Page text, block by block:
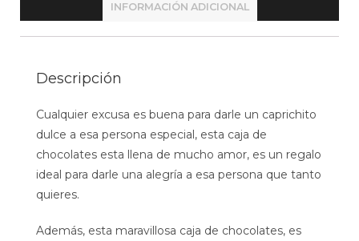
INFORMACIÓN ADICIONAL
Descripción
Cualquier excusa es buena para darle un caprichito
dulce a esa persona especial, esta caja de
chocolates esta llena de mucho amor, es un regalo
ideal para darle una alegría a esa persona que tanto
quieres.
Además, esta maravillosa caja de chocolates, es